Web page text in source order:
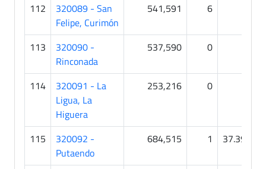
112
320089 - San
Felipe, Curimón
541,591 6
113
320090 -
Rinconada
537,590 0
114
320091 - La
Ligua, La
Higuera
253,216 0
115
320092 -
Putaendo
684,515 1 37.392